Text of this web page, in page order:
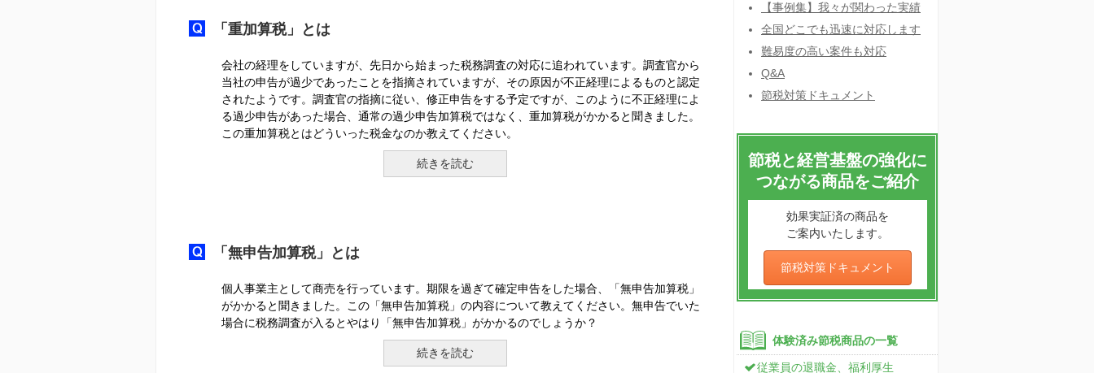
「重加算税」とは
会社の経理をしていますが、先日から始まった税務調査の対応に追われています。調査官から
当社の申告が過少であったことを指摘されていますが、その原因が不正経理によるものと認定
されたようです。調査官の指摘に従い、修正申告をする予定ですが、このように不正経理によ
る過少申告があった場合、通常の過少申告加算税ではなく、重加算税がかかると聞きました。
この重加算税とはどういった税金なのか教えてください。
続きを読む
「無申告加算税」とは
個人事業主として商売を行っています。期限を過ぎて確定申告をした場合、「無申告加算税」
がかかると聞きました。この「無申告加算税」の内容について教えてください。無申告でいた
場合に税務調査が入るとやはり「無申告加算税」がかかるのでしょうか？
続きを読む
【事例集】我々が関わった実績
全国どこでも迅速に対応します
難易度の高い案件も対応
Q&A
節税対策ドキュメント
節税と経営基盤の強化に
つながる商品をご紹介
効果実証済の商品を
ご案内いたします。
節税対策ドキュメント
体験済み節税商品の一覧
従業員の退職金、福利厚生